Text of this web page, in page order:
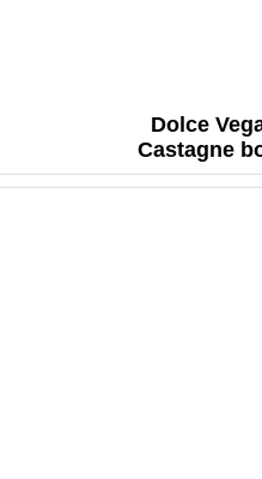
Dolce
Castagne